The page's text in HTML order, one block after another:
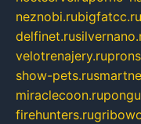
neznobi.rubigfatcc.ru
delfinet.ru
velotrenajery.ru
show-pets.ru
miraclecoon.ru
firehunters.ru